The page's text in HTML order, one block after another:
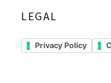
LEGAL
Privacy Policy